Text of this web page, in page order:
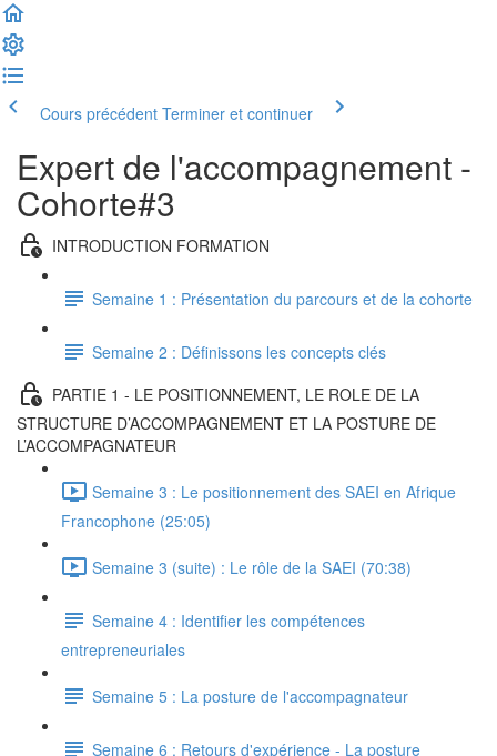
Cours précédent Terminer et continuer
Expert de l'accompagnement -
Cohorte#3
INTRODUCTION FORMATION
Semaine 1 : Présentation du parcours et de la cohorte
Semaine 2 : Définissons les concepts clés
PARTIE 1 - LE POSITIONNEMENT, LE ROLE DE LA
STRUCTURE D’ACCOMPAGNEMENT ET LA POSTURE DE
L’ACCOMPAGNATEUR
Semaine 3 : Le positionnement des SAEI en Afrique
Francophone (25:05)
Semaine 3 (suite) : Le rôle de la SAEI (70:38)
Semaine 4 : Identifier les compétences
entrepreneuriales
Semaine 5 : La posture de l'accompagnateur
Semaine 6 : Retours d'expérience - La posture